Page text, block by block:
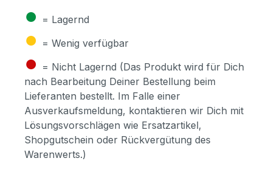
● = Lagernd
● = Wenig verfügbar
● = Nicht Lagernd (Das Produkt wird für Dich
nach Bearbeitung Deiner Bestellung beim
Lieferanten bestellt. Im Falle einer
Ausverkaufsmeldung, kontaktieren wir Dich mit
Lösungsvorschlägen wie Ersatzartikel,
Shopgutschein oder Rückvergütung des
Warenwerts.)